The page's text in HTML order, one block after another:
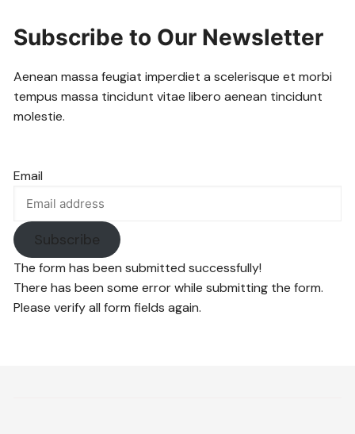
Subscribe to Our Newsletter
Aenean massa feugiat imperdiet a scelerisque et morbi
tempus massa tincidunt vitae libero aenean tincidunt
molestie.
Email
Subscribe
The form has been submitted successfully!
There has been some error while submitting the form.
Please verify all form fields again.